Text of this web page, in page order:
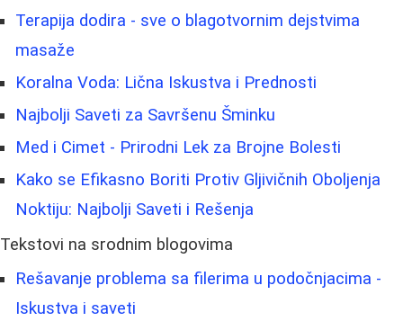
Terapija dodira - sve o blagotvornim dejstvima
masaže
Koralna Voda: Lična Iskustva i Prednosti
Najbolji Saveti za Savršenu Šminku
Med i Cimet - Prirodni Lek za Brojne Bolesti
Kako se Efikasno Boriti Protiv Gljivičnih Oboljenja
Noktiju: Najbolji Saveti i Rešenja
Tekstovi na srodnim blogovima
Rešavanje problema sa filerima u podočnjacima -
Iskustva i saveti